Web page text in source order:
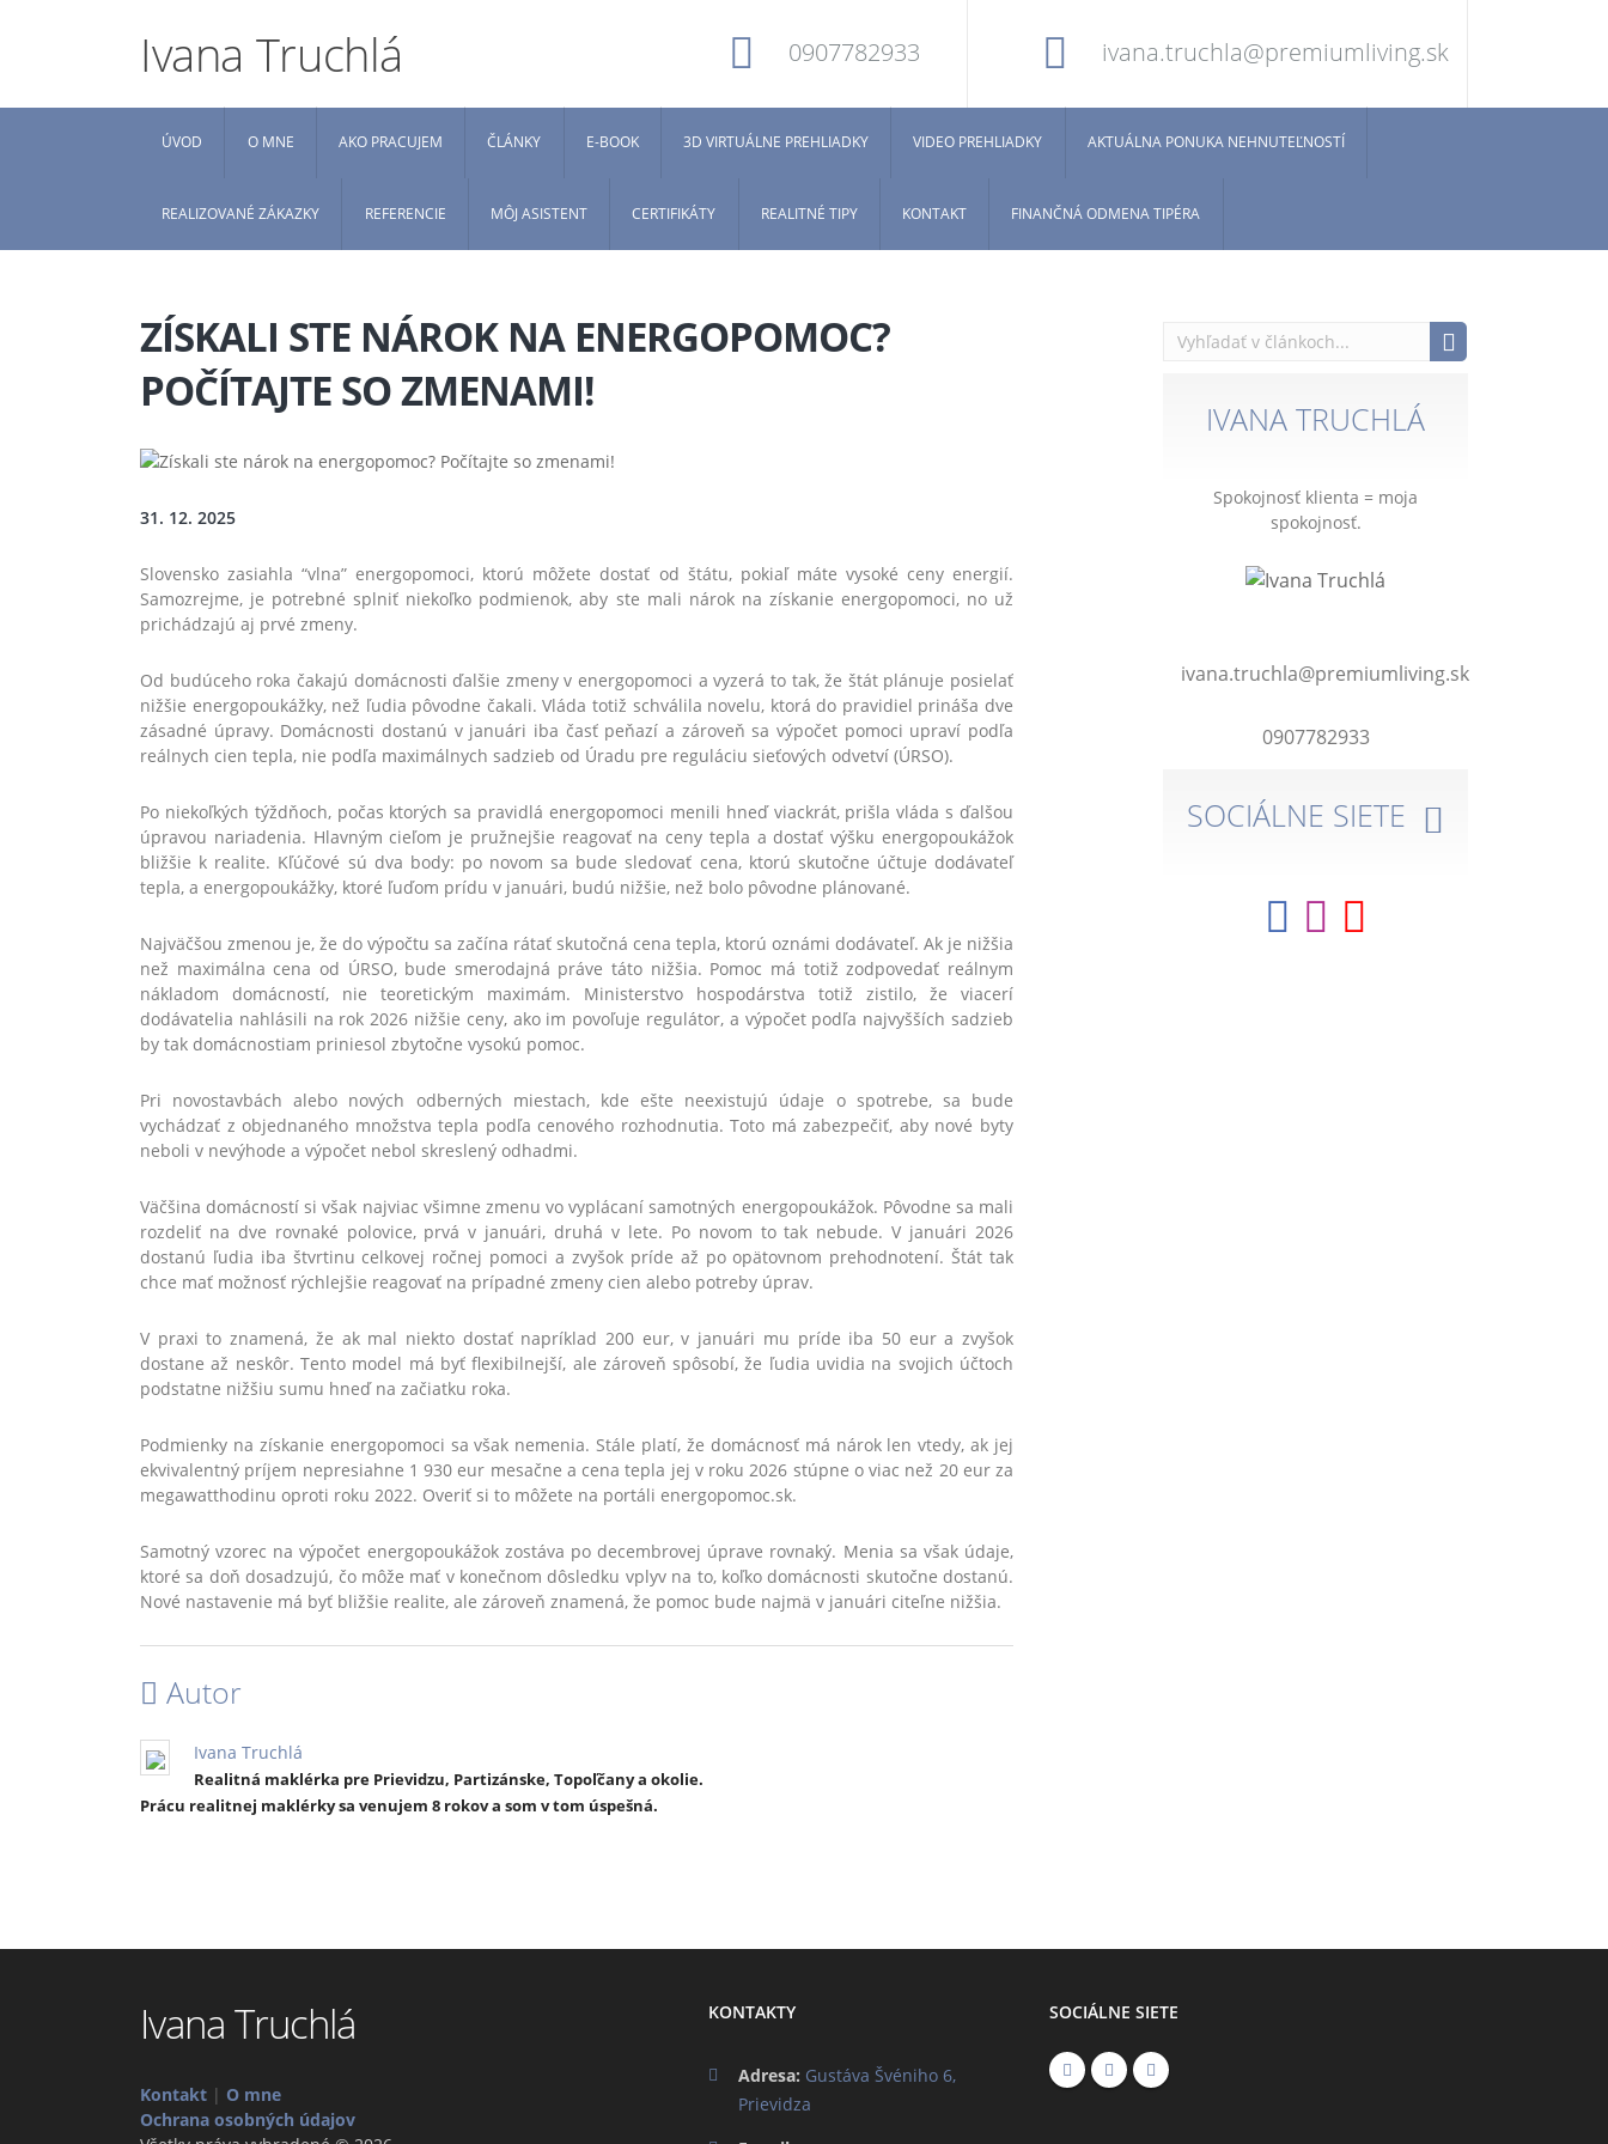
Ivana Truchlá 0907782933 ivana.truchla@premiumliving.sk
ÚVOD O MNE AKO PRACUJEM ČLÁNKY E-BOOK 3D VIRTUÁLNE PREHLIADKY VIDEO PREHLIADKY AKTUÁLNA PONUKA NEHNUTEĽNOSTÍ
REALIZOVANÉ ZÁKAZKY REFERENCIE MÔJ ASISTENT CERTIFIKÁTY REALITNÉ TIPY KONTAKT FINANČNÁ ODMENA TIPÉRA
ZÍSKALI STE NÁROK NA ENERGOPOMOC?
POČÍTAJTE SO ZMENAMI!
31. 12. 2025
Slovensko zasiahla “vlna” energopomoci, ktorú môžete dostať od štátu, pokiaľ máte vysoké ceny energií.
Samozrejme, je potrebné splniť niekoľko podmienok, aby ste mali nárok na získanie energopomoci, no už
prichádzajú aj prvé zmeny.
Od budúceho roka čakajú domácnosti ďalšie zmeny v energopomoci a vyzerá to tak, že štát plánuje posielať
nižšie energopoukážky, než ľudia pôvodne čakali. Vláda totiž schválila novelu, ktorá do pravidiel prináša dve
zásadné úpravy. Domácnosti dostanú v januári iba časť peňazí a zároveň sa výpočet pomoci upraví podľa
reálnych cien tepla, nie podľa maximálnych sadzieb od Úradu pre reguláciu sieťových odvetví (ÚRSO).
Po niekoľkých týždňoch, počas ktorých sa pravidlá energopomoci menili hneď viackrát, prišla vláda s ďalšou
úpravou nariadenia. Hlavným cieľom je pružnejšie reagovať na ceny tepla a dostať výšku energopoukážok
bližšie k realite. Kľúčové sú dva body: po novom sa bude sledovať cena, ktorú skutočne účtuje dodávateľ
tepla, a energopoukážky, ktoré ľuďom prídu v januári, budú nižšie, než bolo pôvodne plánované.
Najväčšou zmenou je, že do výpočtu sa začína rátať skutočná cena tepla, ktorú oznámi dodávateľ. Ak je nižšia
než maximálna cena od ÚRSO, bude smerodajná práve táto nižšia. Pomoc má totiž zodpovedať reálnym
nákladom domácností, nie teoretickým maximám. Ministerstvo hospodárstva totiž zistilo, že viacerí
dodávatelia nahlásili na rok 2026 nižšie ceny, ako im povoľuje regulátor, a výpočet podľa najvyšších sadzieb
by tak domácnostiam priniesol zbytočne vysokú pomoc.
Pri novostavbách alebo nových odberných miestach, kde ešte neexistujú údaje o spotrebe, sa bude
vychádzať z objednaného množstva tepla podľa cenového rozhodnutia. Toto má zabezpečiť, aby nové byty
neboli v nevýhode a výpočet nebol skreslený odhadmi.
Väčšina domácností si však najviac všimne zmenu vo vyplácaní samotných energopoukážok. Pôvodne sa mali
rozdeliť na dve rovnaké polovice, prvá v januári, druhá v lete. Po novom to tak nebude. V januári 2026
dostanú ľudia iba štvrtinu celkovej ročnej pomoci a zvyšok príde až po opätovnom prehodnotení. Štát tak
chce mať možnosť rýchlejšie reagovať na prípadné zmeny cien alebo potreby úprav.
V praxi to znamená, že ak mal niekto dostať napríklad 200 eur, v januári mu príde iba 50 eur a zvyšok
dostane až neskôr. Tento model má byť flexibilnejší, ale zároveň spôsobí, že ľudia uvidia na svojich účtoch
podstatne nižšiu sumu hneď na začiatku roka.
Podmienky na získanie energopomoci sa však nemenia. Stále platí, že domácnosť má nárok len vtedy, ak jej
ekvivalentný príjem nepresiahne 1 930 eur mesačne a cena tepla jej v roku 2026 stúpne o viac než 20 eur za
megawatthodinu oproti roku 2022. Overiť si to môžete na portáli energopomoc.sk.
Samotný vzorec na výpočet energopoukážok zostáva po decembrovej úprave rovnaký. Menia sa však údaje,
ktoré sa doň dosadzujú, čo môže mať v konečnom dôsledku vplyv na to, koľko domácnosti skutočne dostanú.
Nové nastavenie má byť bližšie realite, ale zároveň znamená, že pomoc bude najmä v januári citeľne nižšia.
Autor
Ivana Truchlá
Realitná maklérka pre Prievidzu, Partizánske, Topoľčany a okolie.
Prácu realitnej maklérky sa venujem 8 rokov a som v tom úspešná.
IVANA TRUCHLÁ
Spokojnosť klienta = moja
spokojnosť.
ivana.truchla@premiumliving.sk
0907782933
SOCIÁLNE SIETE
Ivana Truchlá
Kontakt | O mne
Ochrana osobných údajov
KONTAKTY
Adresa: Gustáva Švéniho 6,
Prievidza
SOCIÁLNE SIETE
STIAHNITE SI ZADARMO
Súhlasím sospracovaním osobných údajov